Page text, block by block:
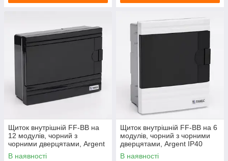
Щиток внутрішній FF-BB на
12 модулів, чорний з
чорними дверцятами, Argent
IP40 TAKEL
В наявності
Щиток внутрішній FF-BB на 6
модулів, чорний з чорними
дверцятами, Argent IP40
TAKEL
В наявності